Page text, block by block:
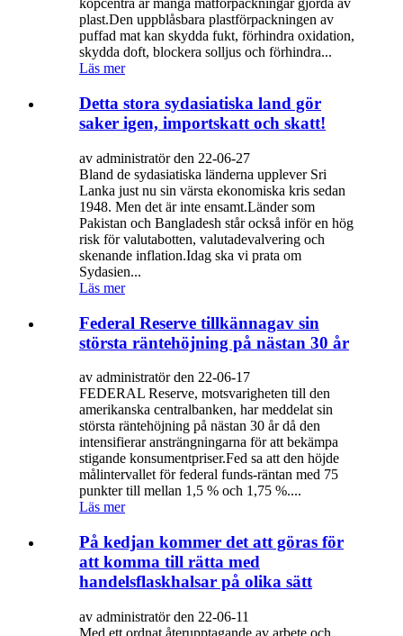
köpcentra är många matförpackningar gjorda av
plast.Den uppblåsbara plastförpackningen av
puffad mat kan skydda fukt, förhindra oxidation,
skydda doft, blockera solljus och förhindra...
Läs mer
Detta stora sydasiatiska land gör
saker igen, importskatt och skatt!
av administratör den 22-06-27
Bland de sydasiatiska länderna upplever Sri
Lanka just nu sin värsta ekonomiska kris sedan
1948. Men det är inte ensamt.Länder som
Pakistan och Bangladesh står också inför en hög
risk för valutabotten, valutadevalvering och
skenande inflation.Idag ska vi prata om
Sydasien...
Läs mer
Federal Reserve tillkännagav sin
största räntehöjning på nästan 30 år
av administratör den 22-06-17
FEDERAL Reserve, motsvarigheten till den
amerikanska centralbanken, har meddelat sin
största räntehöjning på nästan 30 år då den
intensifierar ansträngningarna för att bekämpa
stigande konsumentpriser.Fed sa att den höjde
målintervallet för federal funds-räntan med 75
punkter till mellan 1,5 % och 1,75 %....
Läs mer
På kedjan kommer det att göras för
att komma till rätta med
handelsflaskhalsar på olika sätt
av administratör den 22-06-11
Med ett ordnat återupptagande av arbete och